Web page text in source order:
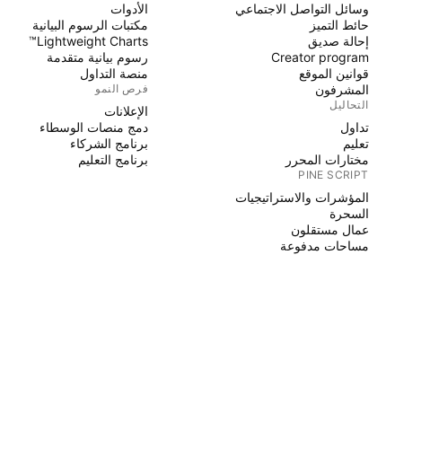
وسائل التواصل الاجتماعي
حائط التميز
إحالة صديق
Creator program
قوانين الموقع
المشرفون
التحاليل
تداول
تعليم
مختارات المحرر
PINE SCRIPT
المؤشرات والاستراتيجيات
السحرة
عمال مستقلون
مساحات مدفوعة
الأدوات
مكتبات الرسوم البيانية
Lightweight Charts™
رسوم بيانية متقدمة
منصة التداول
فرص النمو
الإعلانات
دمج منصات الوسطاء
برنامج الشركاء
برنامج التعليم